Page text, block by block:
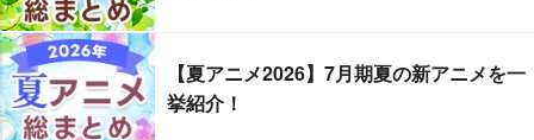
【夏アニメ2026】7月期夏の新アニメを一
挙紹介！